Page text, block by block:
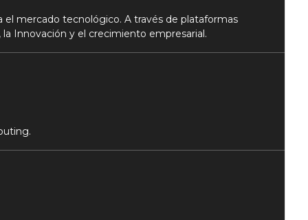
mercado tecnológico. A través de plataformas
Innovación y el crecimiento empresarial.